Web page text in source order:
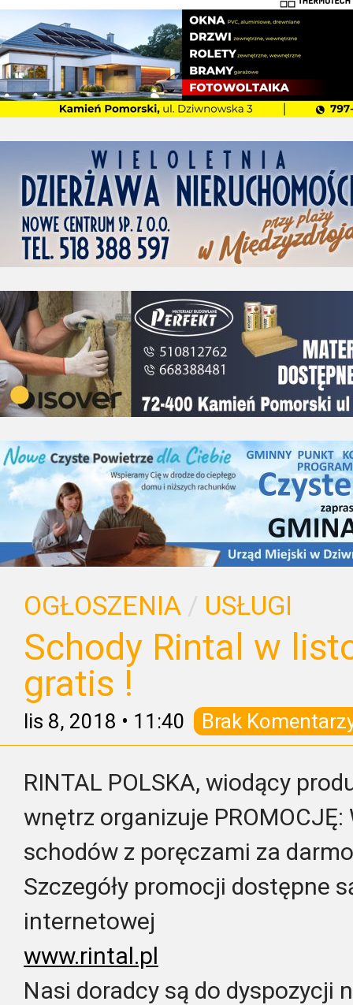
OGŁOSZENIA / USŁUGI
Schody Rintal w
gratis !
lis 8, 2018 • 11:40 Brak
RINTAL POLSKA, wiodący
wnętrz organizuje
schodów z poręczami za
Szczegóły promocji dostępne
internetowej
www.rintal.pl
Nasi doradcy są do dyspozycji